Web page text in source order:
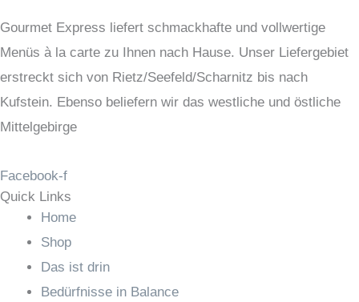
Gourmet Express liefert schmackhafte und vollwertige
Menüs à la carte zu Ihnen nach Hause. Unser Liefergebiet
erstreckt sich von Rietz/Seefeld/Scharnitz bis nach
Kufstein. Ebenso beliefern wir das westliche und östliche
Mittelgebirge
Facebook-f
Quick Links
Home
Shop
Das ist drin
Bedürfnisse in Balance